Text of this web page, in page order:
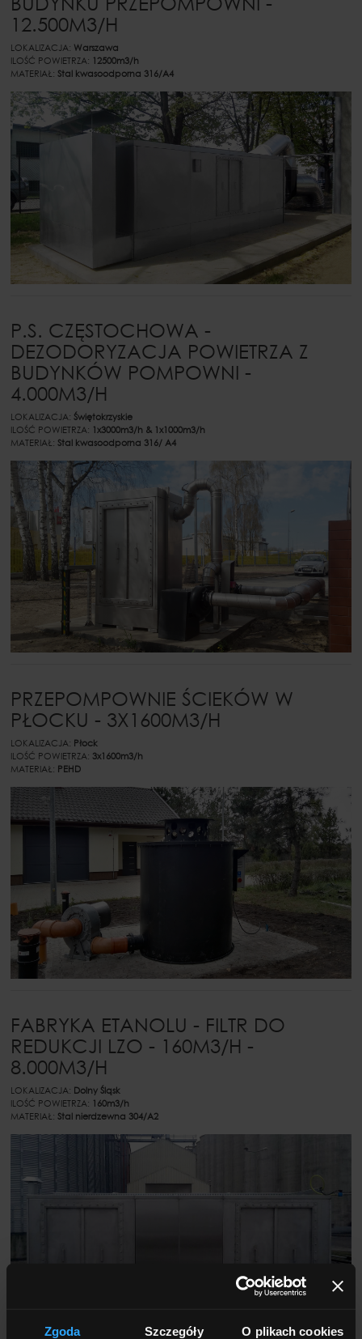
Zgoda Szczegóły O plikach cookies
12.500M3/H
LOKALIZACJA: Warszawa
ILOŚĆ POWIETRZA: 12500m3/h
MATERIAŁ:Stal kwasoodporna 316/A4
P.S. CZĘSTOCHOWA -
DEZODORYZACJA POWIETRZA Z
BUDYNKÓW POMPOWNI -
4.000M3/H
LOKALIZACJA:Świętokrzyskie
ILOŚĆ POWIETRZA: 1x3000m3/h & 1x1000m3/h
MATERIAŁ:Stal kwasoodporna 316/ A4
PRZEPOMPOWNIE ŚCIEKÓW W
PŁOCKU - 3X1600M3/H
LOKALIZACJA: Płock
ILOŚĆ POWIETRZA: 3x1600m3/h
MATERIAŁ: PEHD
FABRYKA ETANOLU - FILTR DO
REDUKCJI LZO - 160M3/H -
8.000M3/H
LOKALIZACJA: Dolny Śląsk
ILOŚĆ POWIETRZA: 160m3/h
MATERIAŁ:Stal nierdzewna 304/A2